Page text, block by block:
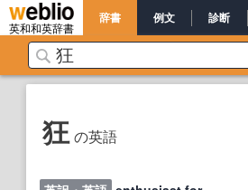
英和和英辞書
辞書 例文 診断
狂 の英語